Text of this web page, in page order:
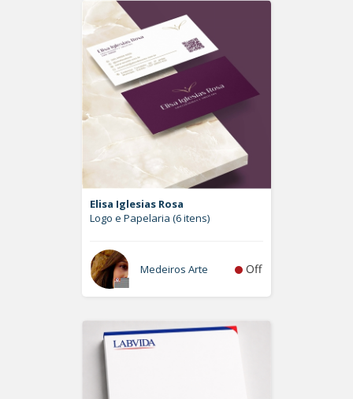
Elisa Iglesias Rosa
Logo e Papelaria (6 itens)
Medeiros Arte Off